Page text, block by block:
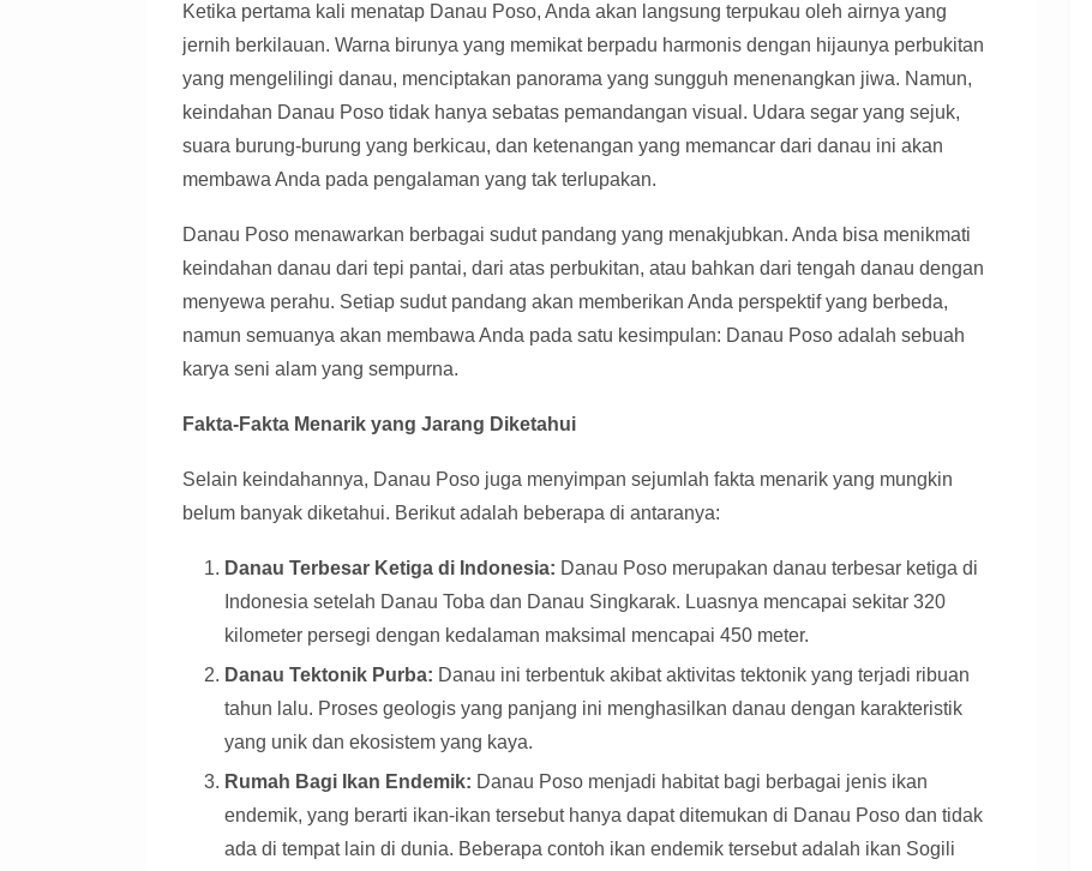
Ketika pertama kali menatap Danau Poso, Anda akan langsung terpukau oleh airnya yang
jernih berkilauan. Warna birunya yang memikat berpadu harmonis dengan hijaunya perbukitan
yang mengelilingi danau, menciptakan panorama yang sungguh menenangkan jiwa. Namun,
keindahan Danau Poso tidak hanya sebatas pemandangan visual. Udara segar yang sejuk,
suara burung-burung yang berkicau, dan ketenangan yang memancar dari danau ini akan
membawa Anda pada pengalaman yang tak terlupakan.
Danau Poso menawarkan berbagai sudut pandang yang menakjubkan. Anda bisa menikmati
keindahan danau dari tepi pantai, dari atas perbukitan, atau bahkan dari tengah danau dengan
menyewa perahu. Setiap sudut pandang akan memberikan Anda perspektif yang berbeda,
namun semuanya akan membawa Anda pada satu kesimpulan: Danau Poso adalah sebuah
karya seni alam yang sempurna.
Fakta-Fakta Menarik yang Jarang Diketahui
Selain keindahannya, Danau Poso juga menyimpan sejumlah fakta menarik yang mungkin
belum banyak diketahui. Berikut adalah beberapa di antaranya:
Danau Terbesar Ketiga di Indonesia: Danau Poso merupakan danau terbesar ketiga di
Indonesia setelah Danau Toba dan Danau Singkarak. Luasnya mencapai sekitar 320
kilometer persegi dengan kedalaman maksimal mencapai 450 meter.
Danau Tektonik Purba: Danau ini terbentuk akibat aktivitas tektonik yang terjadi ribuan
tahun lalu. Proses geologis yang panjang ini menghasilkan danau dengan karakteristik
yang unik dan ekosistem yang kaya.
Rumah Bagi Ikan Endemik: Danau Poso menjadi habitat bagi berbagai jenis ikan
endemik, yang berarti ikan-ikan tersebut hanya dapat ditemukan di Danau Poso dan tidak
ada di tempat lain di dunia. Beberapa contoh ikan endemik tersebut adalah ikan Sogili